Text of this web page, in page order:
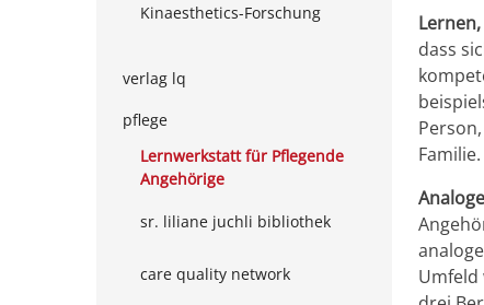
Kinaesthetics-Forschung
verlag lq
pflege
Lernwerkstatt für Pflegende
Angehörige
sr. liliane juchli bibliothek
care quality network
dass
Familie.
Umfeld